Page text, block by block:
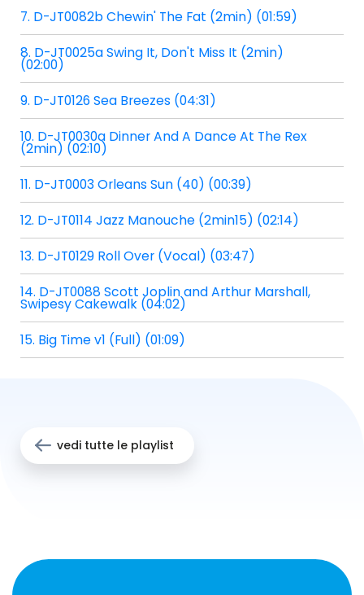
7. D-JT0082b Chewin' The Fat (2min) (01:59)
8. D-JT0025a Swing It, Don't Miss It (2min)
(02:00)
9. D-JT0126 Sea Breezes (04:31)
10. D-JT0030a Dinner And A Dance At The Rex
(2min) (02:10)
11. D-JT0003 Orleans Sun (40) (00:39)
12. D-JT0114 Jazz Manouche (2min15) (02:14)
13. D-JT0129 Roll Over (Vocal) (03:47)
14. D-JT0088 Scott Joplin and Arthur Marshall,
Swipesy Cakewalk (04:02)
15. Big Time v1 (Full) (01:09)
vedi tutte le playlist